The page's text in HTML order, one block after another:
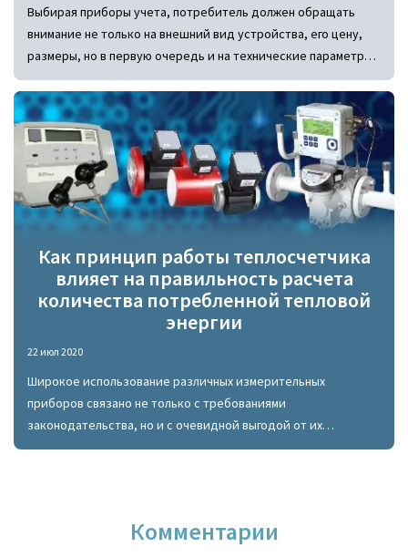
Выбирая приборы учета, потребитель должен обращать
внимание не только на внешний вид устройства, его цену,
размеры, но в первую очередь и на технические параметры
счетчика, а также его совместимость с системой, с которой
планируется его эксплуатация. Из многих технических
параметров класс точности привлекает внимание
покупателя...
Как принцип работы теплосчетчика
влияет на правильность расчета
количества потребленной тепловой
энергии
22 июл 2020
Широкое использование различных измерительных
приборов связано не только с требованиями
законодательства, но и с очевидной выгодой от их
эксплуатации для потребителя, который имеет
Комментарии